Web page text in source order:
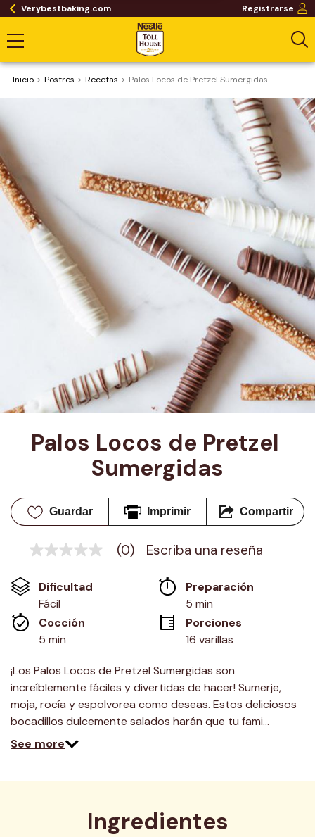
Verybestbaking.com Registrarse
Inicio Postres Recetas Palos Locos de Pretzel Sumergidas
Palos Locos de Pretzel
Sumergidas
Guardar Imprimir Compartir
Sin
en
misma
página.
(0) Escriba una reseña
Dificultad
Fácil
Preparación
5 min
Cocción
5 min
Porciones
16 varillas
¡Los Palos Locos de Pretzel Sumergidas son
increíblemente fáciles y divertidas de hacer! Sumerje,
moja, rocía y espolvorea como deseas. Estos deliciosos
bocadillos dulcemente salados harán que tu fami…
See more
Ingredientes